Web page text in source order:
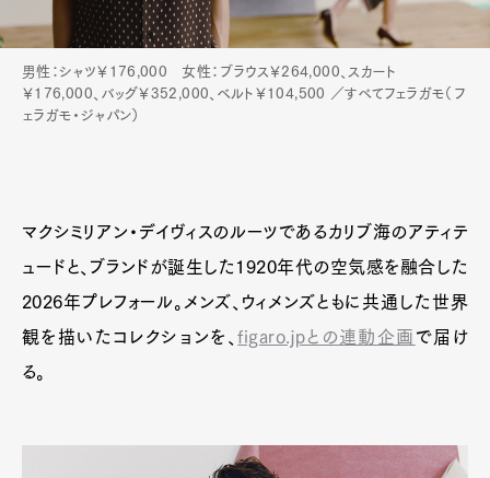
Pen Membership
Magazine
Official Columnist
Pen international Pen tw
男性：シャツ￥176,000 女性：ブラウス￥264,000、スカート
￥176,000、バッグ￥352,000、ベルト￥104,500 ／すべてフェラガモ（フ
ェラガモ・ジャパン）
マクシミリアン・デイヴィスのルーツであるカリブ海のアティテ
ュードと、ブランドが誕生した1920年代の空気感を融合した
2026年プレフォール。メンズ、ウィメンズともに共通した世界
観を描いたコレクションを、figaro.jpとの連動企画 で届け
る。